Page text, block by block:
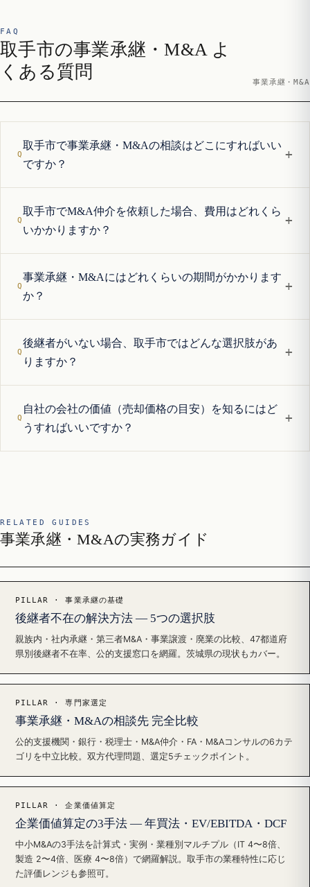
FAQ
取手市の事業承継・M&A よ
くある質問
事業承継・M&A
取手市で事業承継・M&Aの相談はどこにすればいい
ですか？
+
取手市でM&A仲介を依頼した場合、費用はどれくら
いかかりますか？
+
事業承継・M&Aにはどれくらいの期間がかかります
か？
+
後継者がいない場合、取手市ではどんな選択肢があ
りますか？
+
自社の会社の価値（売却価格の目安）を知るにはど
うすればいいですか？
+
RELATED GUIDES
事業承継・M&Aの実務ガイド
PILLAR · 事業承継の基礎
後継者不在の解決方法 — 5つの選択肢
親族内・社内承継・第三者M&A・事業譲渡・廃業の比較、47都道府
県別後継者不在率、公的支援窓口を網羅。茨城県の現状もカバー。
PILLAR · 専門家選定
事業承継・M&Aの相談先 完全比較
公的支援機関・銀行・税理士・M&A仲介・FA・M&Aコンサルの6カテ
ゴリを中立比較。双方代理問題、選定5チェックポイント。
PILLAR · 企業価値算定
企業価値算定の3手法 — 年買法・EV/EBITDA・DCF
中小M&Aの3手法を計算式・実例・業種別マルチプル（IT 4〜8倍、
製造 2〜4倍、医療 4〜8倍）で網羅解説。取手市の業種特性に応じ
た評価レンジも参照可。